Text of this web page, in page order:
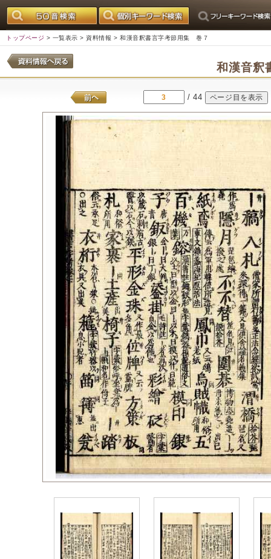
トップページ > 一覧表示 > 資料情報 > 和漢音釈書言字考節用集 巻７
和漢音釈
/ 44